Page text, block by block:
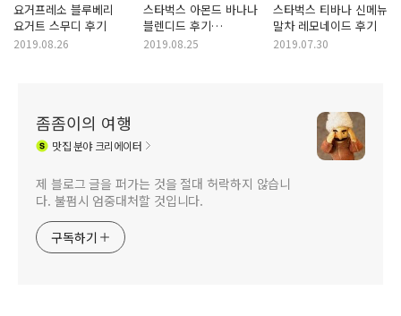
요거프레소 블루베리
요거트 스무디 후기
2019.08.26
스타벅스 아몬드 바나나
블렌디드 후기
Starbucks Almond
2019.08.25
스타벅스 티바나 신메뉴
말차 레모네이드 후기
2019.07.30
좀좀이의 여행
맛집분야 크리에이터
제 블로그 글을 퍼가는 것을 절대 허락하지 않습니
다. 불펌시 엄중대처할 것입니다.
구독하기